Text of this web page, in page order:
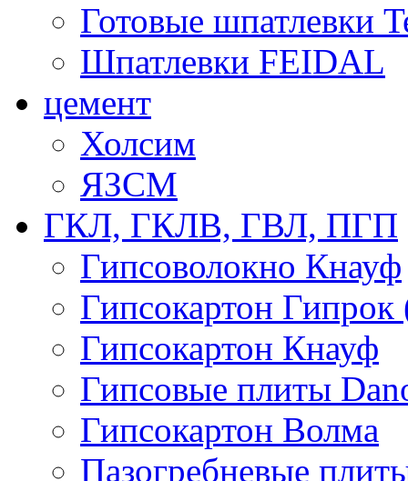
Готовые шпатлевки
Шпатлевки FEIDAL
цемент
Холсим
ЯЗCМ
ГКЛ, ГКЛВ, ГВЛ, ПГП
Гипсоволокно Кнауф
Гипсокартон Гипрок
Гипсокартон Кнауф
Гипсовые плиты
Гипсокартон Волма
Пазогребневые